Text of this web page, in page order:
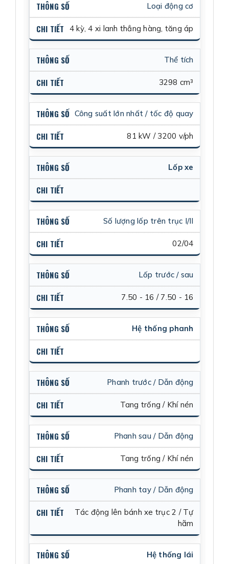
Loại động cơ
4 kỳ, 4 xi lanh thẳng hàng, tăng áp
Thể tích
3298 cm³
Công suất lớn nhất / tốc độ quay
81 kW / 3200 v/ph
Lốp xe
Số lượng lốp trên trục I/II
02/04
Lốp trước / sau
7.50 - 16 / 7.50 - 16
Hệ thống phanh
Phanh trước / Dẫn động
Tang trống / Khí nén
Phanh sau / Dẫn động
Tang trống / Khí nén
Phanh tay / Dẫn động
Tác động lên bánh xe trục 2 / Tự
hãm
Hệ thống lái